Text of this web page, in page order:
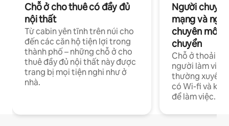
Chỗ ở cho thuê có đầy đủ
nội thất
Từ cabin yên tĩnh trên núi cho
đến các căn hộ tiện lợi trong
thành phố – những chỗ ở cho
thuê đầy đủ nội thất này được
trang bị mọi tiện nghi như ở
nhà.
Người
mạng và
chuyên môn
chuyển
Chỗ ở thoải
người làm việc
thường xuyên
có Wi-fi và
để làm việc.